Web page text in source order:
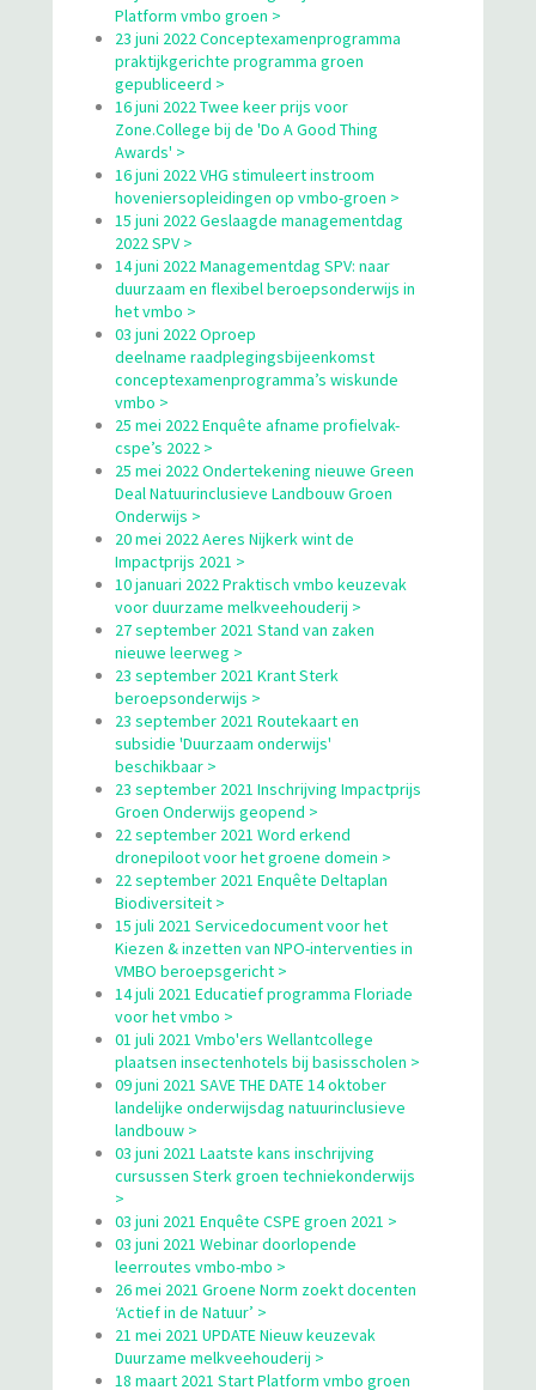
Platform vmbo groen >
23 juni 2022 Conceptexamenprogramma
praktijkgerichte programma groen
gepubliceerd >
16 juni 2022 Twee keer prijs voor
Zone.College bij de 'Do A Good Thing
Awards' >
16 juni 2022 VHG stimuleert instroom
hoveniersopleidingen op vmbo-groen >
15 juni 2022 Geslaagde managementdag
2022 SPV >
14 juni 2022 Managementdag SPV: naar
duurzaam en flexibel beroepsonderwijs in
het vmbo >
03 juni 2022 Oproep
deelname raadplegingsbijeenkomst
conceptexamenprogramma’s wiskunde
vmbo >
25 mei 2022 Enquête afname profielvak-
cspe’s 2022 >
25 mei 2022 Ondertekening nieuwe Green
Deal Natuurinclusieve Landbouw Groen
Onderwijs >
20 mei 2022 Aeres Nijkerk wint de
Impactprijs 2021 >
10 januari 2022 Praktisch vmbo keuzevak
voor duurzame melkveehouderij >
27 september 2021 Stand van zaken
nieuwe leerweg >
23 september 2021 Krant Sterk
beroepsonderwijs >
23 september 2021 Routekaart en
subsidie 'Duurzaam onderwijs'
beschikbaar >
23 september 2021 Inschrijving Impactprijs
Groen Onderwijs geopend >
22 september 2021 Word erkend
dronepiloot voor het groene domein >
22 september 2021 Enquête Deltaplan
Biodiversiteit >
15 juli 2021 Servicedocument voor het
Kiezen & inzetten van NPO-interventies in
VMBO beroepsgericht >
14 juli 2021 Educatief programma Floriade
voor het vmbo >
01 juli 2021 Vmbo'ers Wellantcollege
plaatsen insectenhotels bij basisscholen >
09 juni 2021 SAVE THE DATE 14 oktober
landelijke onderwijsdag natuurinclusieve
landbouw >
03 juni 2021 Laatste kans inschrijving
cursussen Sterk groen techniekonderwijs
>
03 juni 2021 Enquête CSPE groen 2021 >
03 juni 2021 Webinar doorlopende
leerroutes vmbo-mbo >
26 mei 2021 Groene Norm zoekt docenten
‘Actief in de Natuur’ >
21 mei 2021 UPDATE Nieuw keuzevak
Duurzame melkveehouderij >
18 maart 2021 Start Platform vmbo groen